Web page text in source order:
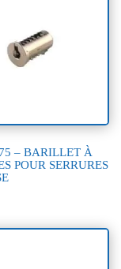
– BARILLET À
POUR SERRURES